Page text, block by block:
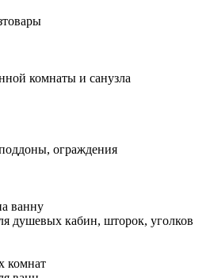
комнаты и санузла
ограждения
ванну
душевых кабин, шторок, уголков
комнат